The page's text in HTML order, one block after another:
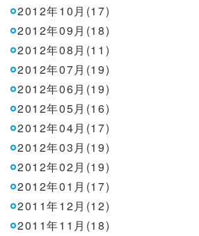
2012年10月(17)
2012年09月(18)
2012年08月(11)
2012年07月(19)
2012年06月(19)
2012年05月(16)
2012年04月(17)
2012年03月(19)
2012年02月(19)
2012年01月(17)
2011年12月(12)
2011年11月(18)